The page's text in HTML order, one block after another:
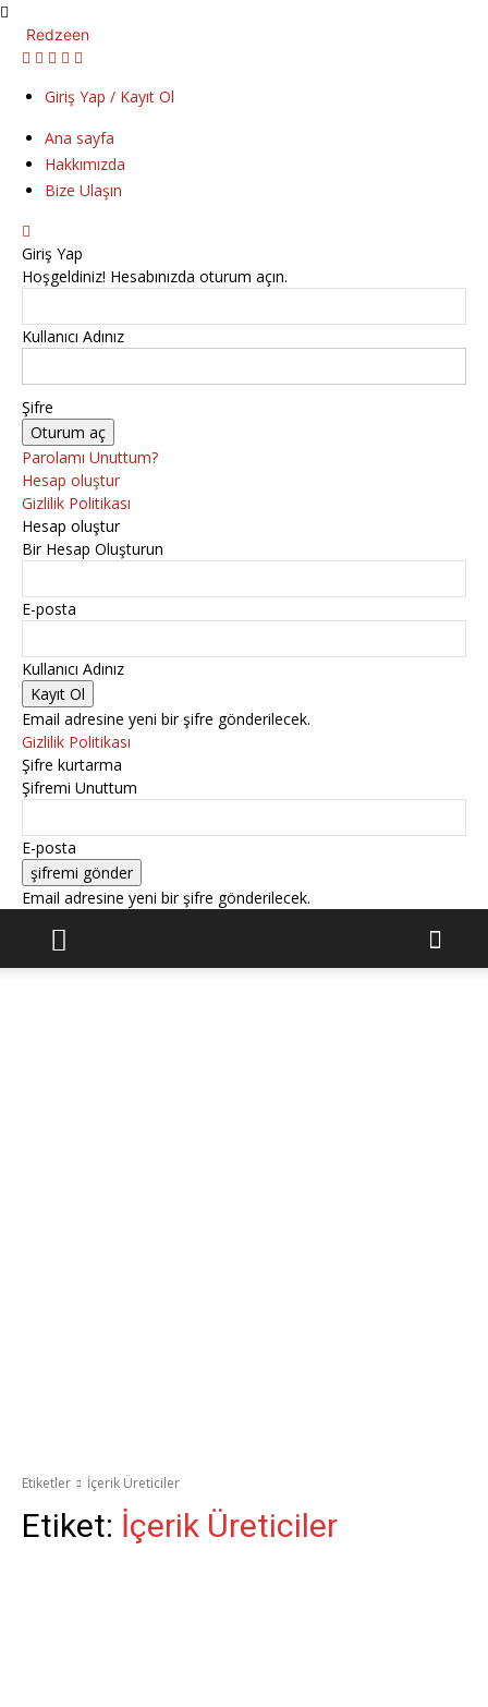
Redzeen
Giriş Yap / Kayıt Ol
Ana sayfa
Hakkımızda
Bize Ulaşın
Giriş Yap
Hoşgeldiniz! Hesabınızda oturum açın.
Kullanıcı Adınız
Şifre
Parolamı Unuttum?
Hesap oluştur
Gizlilik Politikası
Hesap oluştur
Bir Hesap Oluşturun
E-posta
Kullanıcı Adınız
Email adresine yeni bir şifre gönderilecek.
Gizlilik Politikası
Şifre kurtarma
Şifremi Unuttum
E-posta
Email adresine yeni bir şifre gönderilecek.
Etiketler İçerik Üreticiler
Etiket: İçerik Üreticiler